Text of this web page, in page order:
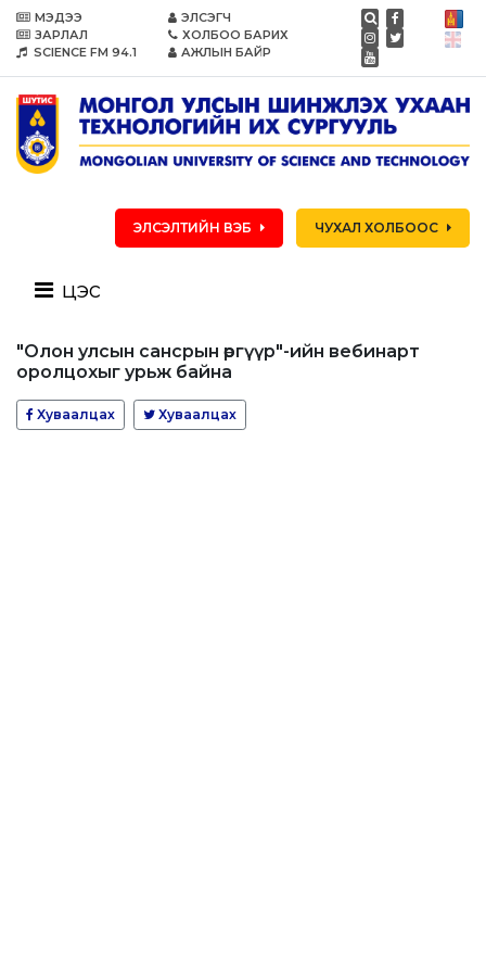
МЭДЭЭ
ЗАРЛАЛ
SCIENCE FM 94.1
ЭЛСЭГЧ
ХОЛБОО БАРИХ
АЖЛЫН БАЙР
ЭЛСЭЛТИЙН ВЭБ ЧУХАЛ ХОЛБООС
цэс
"Олон улсын сансрын өргүүр"-ийн вебинарт
оролцохыг урьж байна
Хуваалцах Хуваалцах